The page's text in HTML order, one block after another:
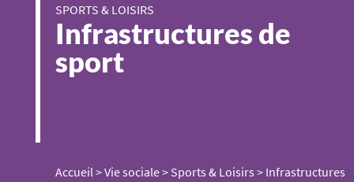
SPORTS & LOISIRS
Infrastructures de
sport
Accueil>Vie sociale> Sports & Loisirs > Infrastructures